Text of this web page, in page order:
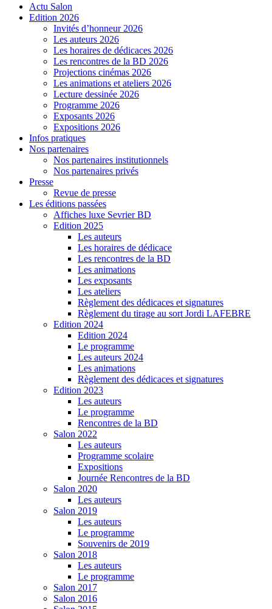
Actu Salon
Edition 2026
Invités d’honneur 2026
Les auteurs 2026
Les horaires de dédicaces 2026
Les rencontres de la BD 2026
Projections cinémas 2026
Les animations et ateliers 2026
Lecture dessinée 2026
Programme 2026
Exposants 2026
Expositions 2026
Infos pratiques
Nos partenaires
Nos partenaires institutionnels
Nos partenaires privés
Presse
Revue de presse
Les éditions passées
Affiches luxe Sevrier BD
Edition 2025
Les auteurs
Les horaires de dédicace
Les rencontres de la BD
Les animations
Les exposants
Les ateliers
Règlement des dédicaces et signatures
Règlement du tirage au sort Jordi LAFEBRE
Edition 2024
Edition 2024
Le programme
Les auteurs 2024
Les animations
Règlement des dédicaces et signatures
Edition 2023
Les auteurs
Le programme
Rencontres de la BD
Salon 2022
Les auteurs
Programme scolaire
Expositions
Journée Rencontres de la BD
Salon 2020
Les auteurs
Salon 2019
Les auteurs
Le programme
Souvenirs de 2019
Salon 2018
Les auteurs
Le programme
Salon 2017
Salon 2016